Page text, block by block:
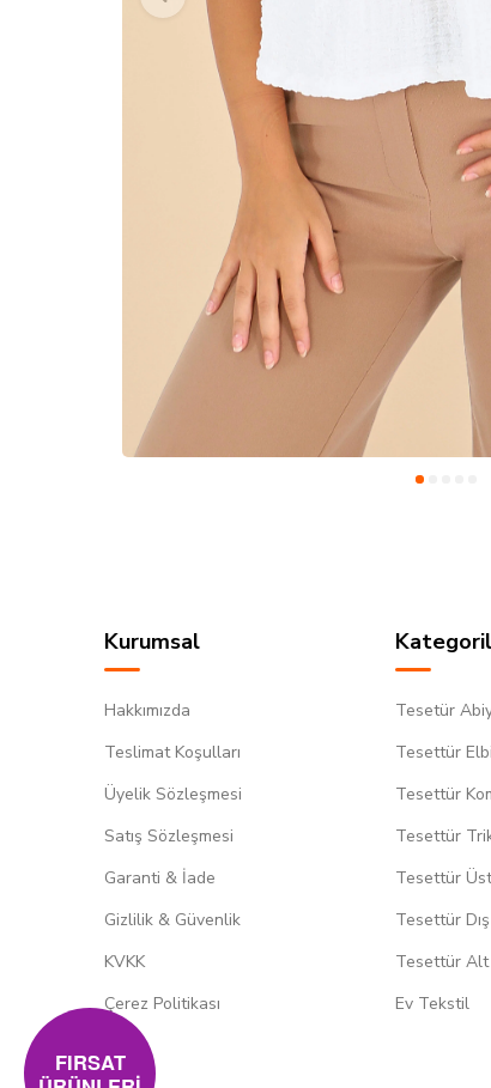
Kurumsal
Hakkımızda
Teslimat Koşulları
Üyelik Sözleşmesi
Satış Sözleşmesi
Garanti & İade
Gizlilik & Güvenlik
KVKK
Çerez Politikası
Tesetür
Tesettür
Tesettür
Tesettür
Tesettür
Tesettür
Tesettür Alt
Ev Tekstil
FIRSAT